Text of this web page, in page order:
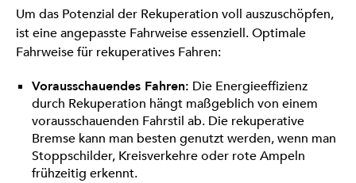
Um das Potenzial der Rekuperation voll auszuschöpfen,
ist eine angepasste Fahrweise essenziell. Optimale
Fahrweise für rekuperatives Fahren:
Vorausschauendes Fahren: Die Energieeffizienz
durch Rekuperation hängt maßgeblich von einem
vorausschauenden Fahrstil ab. Die rekuperative
Bremse kann man besten genutzt werden, wenn man
Stoppschilder, Kreisverkehre oder rote Ampeln
frühzeitig erkennt.